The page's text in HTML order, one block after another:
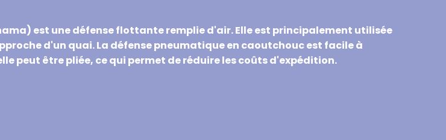
est une défense flottante remplie d'air. Elle est principalement utilisée
d'un quai. La défense pneumatique en caoutchouc est facile à
peut être pliée, ce qui permet de réduire les coûts d'expédition.